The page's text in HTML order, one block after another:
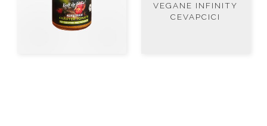
VEGANE INFINITY
CEVAPCICI